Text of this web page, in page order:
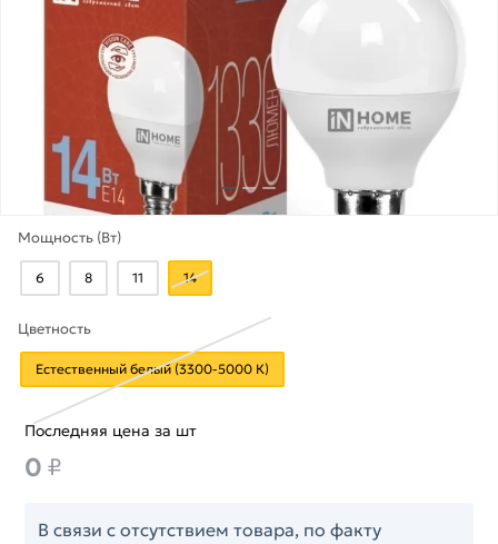
Мощность (Вт)
6 8 11 14
Цветность
Естественный белый (3300-5000 К)
Последняя цена за шт
0 ₽
В связи с отсутствием товара, по факту